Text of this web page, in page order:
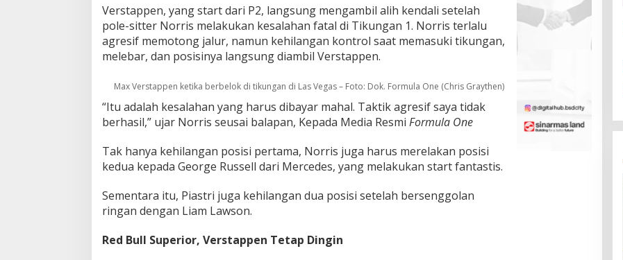
Verstappen, yang start dari P2, langsung mengambil alih kendali setelah
pole-sitter Norris melakukan kesalahan fatal di Tikungan 1. Norris terlalu
agresif memotong jalur, namun kehilangan kontrol saat memasuki tikungan,
melebar, dan posisinya langsung diambil Verstappen.
Max Verstappen ketika berbelok di tikungan di Las Vegas – Foto: Dok. Formula One (Chris Graythen)
“Itu adalah kesalahan yang harus dibayar mahal. Taktik agresif saya tidak
berhasil,” ujar Norris seusai balapan, Kepada Media Resmi Formula One
Tak hanya kehilangan posisi pertama, Norris juga harus merelakan posisi
kedua kepada George Russell dari Mercedes, yang melakukan start fantastis.
Sementara itu, Piastri juga kehilangan dua posisi setelah bersenggolan
ringan dengan Liam Lawson.
Red Bull Superior, Verstappen Tetap Dingin